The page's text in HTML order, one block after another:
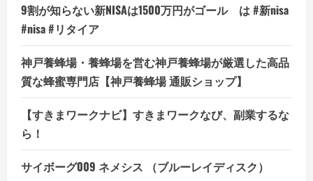
を
切
り
拓
く
の
詳
細
を
ご
く
い
り
9割が知らない新NISAは1500万円がゴール は #新nisa
#nisa #リタイア
神戸養蜂場・養蜂場を営む神戸養蜂場が厳選した高品
質な蜂蜜専門店【神戸養蜂場 通販ショップ】
【すきまワークナビ】すきまワークなび、副業するな
ら！
サイボーグ009 ネメシス （ブルーレイディスク）